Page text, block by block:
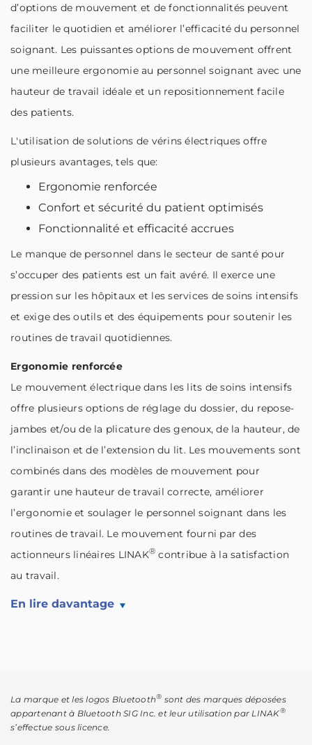
d’options de mouvement et de fonctionnalités peuvent
faciliter le quotidien et améliorer l’efficacité du personnel
soignant. Les puissantes options de mouvement offrent
une meilleure ergonomie au personnel soignant avec une
hauteur de travail idéale et un repositionnement facile
des patients.
L'utilisation de solutions de vérins électriques offre
plusieurs avantages, tels que:
Ergonomie renforcée
Confort et sécurité du patient optimisés
Fonctionnalité et efficacité accrues
Le manque de personnel dans le secteur de santé pour
s’occuper des patients est un fait avéré. Il exerce une
pression sur les hôpitaux et les services de soins intensifs
et exige des outils et des équipements pour soutenir les
routines de travail quotidiennes.
Ergonomie renforcée
Le mouvement électrique dans les lits de soins intensifs
offre plusieurs options de réglage du dossier, du repose-
jambes et/ou de la plicature des genoux, de la hauteur, de
l’inclinaison et de l’extension du lit. Les mouvements sont
combinés dans des modèles de mouvement pour
garantir une hauteur de travail correcte, améliorer
l’ergonomie et soulager le personnel soignant dans les
routines de travail. Le mouvement fourni par des
actionneurs linéaires LINAK® contribue à la satisfaction
au travail.
En lire davantage
La marque et les logos Bluetooth® sont des marques déposées
appartenant à Bluetooth SIG Inc. et leur utilisation par LINAK®
s’effectue sous licence.